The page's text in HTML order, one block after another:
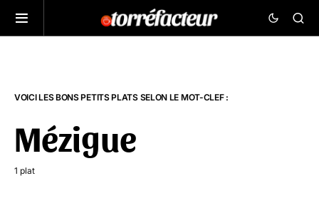
VOICI LES BONS PETITS PLATS SELON LE MOT-CLEF :
Mézigue
1 plat